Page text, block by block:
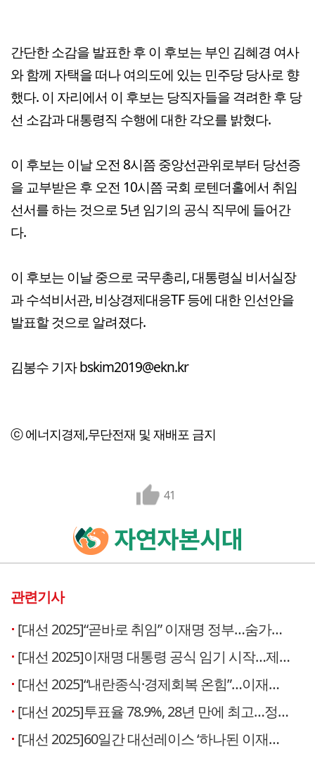
간단한 소감을 발표한 후 이 후보는 부인 김혜경 여사
와 함께 자택을 떠나 여의도에 있는 민주당 당사로 향
했다. 이 자리에서 이 후보는 당직자들을 격려한 후 당
선 소감과 대통령직 수행에 대한 각오를 밝혔다.
이 후보는 이날 오전 8시쯤 중앙선관위로부터 당선증
을 교부받은 후 오전 10시쯤 국회 로텐더홀에서 취임
선서를 하는 것으로 5년 임기의 공식 직무에 들어간
다.
이 후보는 이날 중으로 국무총리, 대통령실 비서실장
과 수석비서관, 비상경제대응TF 등에 대한 인선안을
발표할 것으로 알려졌다.
김봉수 기자 bskim2019@ekn.kr
ⓒ 에너지경제,무단전재 및 재배포 금지
41
관련기사
[대선 2025]“곧바로 취임” 이재명 정부…숨가쁜 출범
[대선 2025]이재명 대통령 공식 임기 시작…제헌절에 ‘임명식’
[대선 2025]“내란종식·경제회복 온힘”…이재명 제21대 대통령 당선
[대선 2025]투표율 78.9%, 28년 만에 최고…정권 교체 민심 강했다
[대선 2025]60일간 대선레이스 ‘하나된 이재명’ vs ‘갈라진 보수’ 승패 갈랐다